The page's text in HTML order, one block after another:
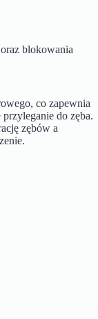
blokowania
co zapewnia
do zęba.
zębów a